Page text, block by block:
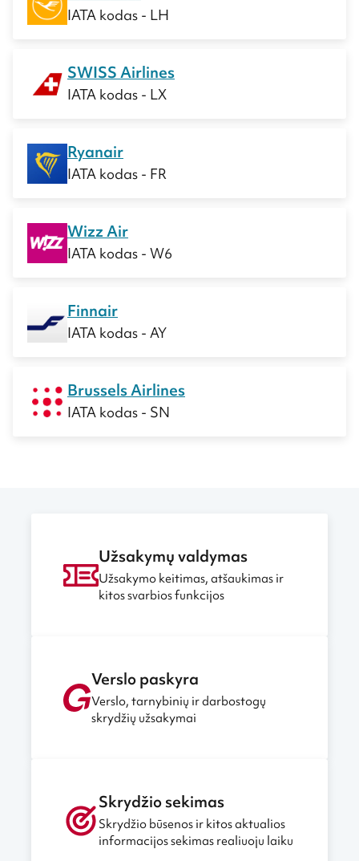
IATA kodas - LH
SWISS Airlines
IATA kodas - LX
Ryanair
IATA kodas - FR
Wizz Air
IATA kodas - W6
Finnair
IATA kodas - AY
Brussels Airlines
IATA kodas - SN
Užsakymų valdymas
Užsakymo keitimas, atšaukimas ir
kitos svarbios funkcijos
Verslo paskyra
Verslo, tarnybinių ir darbostogų
skrydžių užsakymai
Skrydžio sekimas
Skrydžio būsenos ir kitos aktualios
informacijos sekimas realiuoju laiku